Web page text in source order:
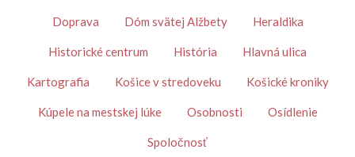
TémyDoprava Dóm svätej Alžbety Heraldika
Historické centrum História Hlavná ulica
Kartografia Košice v stredoveku Košické kroniky
Kúpele na mestskej lúke Osobnosti Osídlenie
Spoločnosť